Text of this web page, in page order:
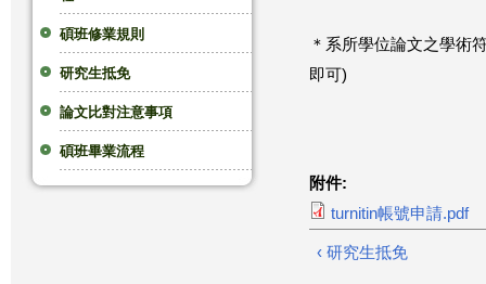
碩班修業規則
研究生抵免
論文比對注意事項
碩班畢業流程
＊系所學位論文之學術
即可)
附件:
turnitin帳號申請.pdf
‹ 研究生抵免